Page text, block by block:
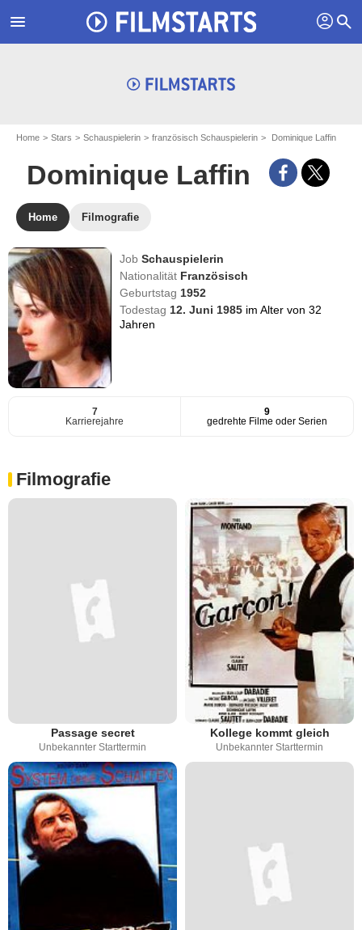
menu profil search
Home Stars Schauspielerin französisch Schauspielerin Dominique Laffin
Dominique Laffin
Home Filmografie
JobSchauspielerin
Nationalität Französisch
Geburtstag 1952
Todestag 12. Juni 1985 im Alter von 32
Jahren
7
Karrierejahre
9
gedrehte Filme oder Serien
Filmografie
Passage secret
Unbekannter Starttermin
Kollege kommt gleich
Unbekannter Starttermin